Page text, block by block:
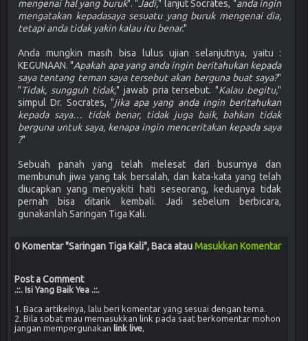
mengenai hal yang buruk". "Jadi," lanjut Socrates, "anda ingin
mengatakan kepadasaya sesuatu yang buruk mengenai dia,
tetapi anda tidak yakin kalau itu benar."
Anda mungkin masih bisa lulus ujian selanjutnya, yaitu :
KEGUNAAN. "Apakah apa yang anda ingin beritahukan kepada
saya tentang teman saya tersebut akan berguna buat saya?"
"Tidak, sungguh tidak," jawab pria tersebut. "Kalau begitu,"
simpul Dr. Socrates, "jika apa yang anda ingin beritahukan
kepada saya… tidak benar, tidak juga baik, bahkan tidak
berguna untuk saya, kenapa ingin menceritakan kepada saya
?"
Sebuah panah yang telah melesat dari busurnya dan
membunuh jiwa yang tak bersalah, dan kata-kata yang telah
diucapkan yang menyakiti hati seseorang, keduanya tidak
pernah bisa ditarik kembali. Jadi sebelum berbicara,
gunakanlah Saringan Tiga Kali.
0 Komentar "Saringan Tiga Kali", Baca atauMasukkan Komentar
Post a Comment
.::. Isi Yang Baik Yea .::.
1. Baca artikelnya, lalu beri komentar yang sesuai dengan tema.
2. Bila sobat mau memasukkan link pada saat berkomentar mohon
jangan mempergunakan link live,